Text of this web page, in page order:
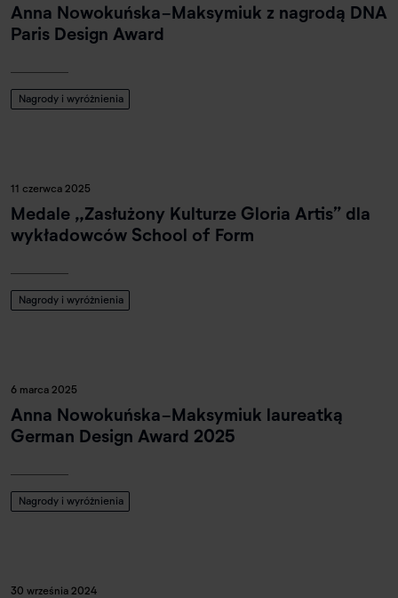
Anna Nowokuńska-Maksymiuk z nagrodą DNA
Paris Design Award
Nagrody i wyróżnienia
11 czerwca 2025
Medale „Zasłużony Kulturze Gloria Artis” dla
wykładowców School of Form
Nagrody i wyróżnienia
6 marca 2025
Anna Nowokuńska-Maksymiuk laureatką
German Design Award 2025
Nagrody i wyróżnienia
30 września 2024